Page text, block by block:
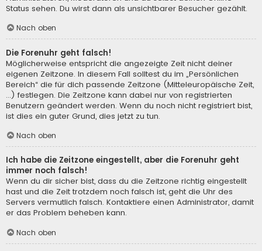
Status sehen. Du wirst dann als unsichtbarer Besucher gezählt.
Nach oben
Die Forenuhr geht falsch!
Möglicherweise entspricht die angezeigte Zeit nicht deiner
eigenen Zeitzone. In diesem Fall solltest du im „Persönlichen
Bereich“ die für dich passende Zeitzone (Mitteleuropäische Zeit,
...) festlegen. Die Zeitzone kann dabei nur von registrierten
Benutzern geändert werden. Wenn du noch nicht registriert bist,
ist dies ein guter Grund, dies jetzt zu tun.
Nach oben
Ich habe die Zeitzone eingestellt, aber die Forenuhr geht
immer noch falsch!
Wenn du dir sicher bist, dass du die Zeitzone richtig eingestellt
hast und die Zeit trotzdem noch falsch ist, geht die Uhr des
Servers vermutlich falsch. Kontaktiere einen Administrator, damit
er das Problem beheben kann.
Nach oben